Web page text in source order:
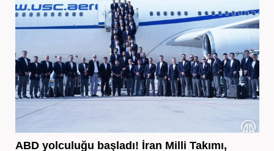
ABD yolculuğu başladı! İran Milli Takımı,